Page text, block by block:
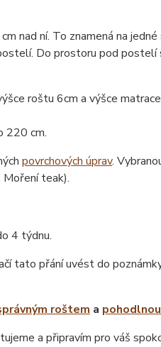
nad ní. To znamená na
Do prostoru pod postelí
roštu 6cm a výšce
220 cm.
povrchových úprav.
Moření teak).
4 týdnu.
tato přání uvést do
roštem a
a připravím pro váš